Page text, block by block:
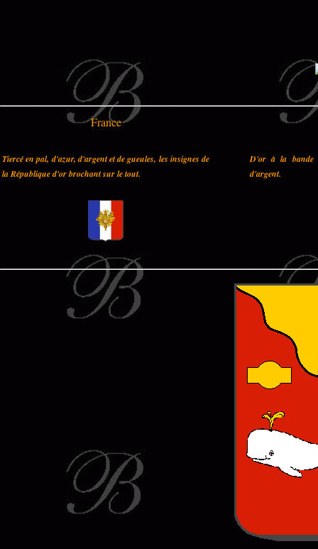
France
Tiercé en pal, d'azur, d'argent et de gueules, les insignes de
la République d'or brochant sur le tout.
D'or à la bande
d'argent.